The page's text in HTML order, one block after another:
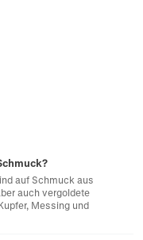
auf Schmuck aus
auch vergoldete
Messing und